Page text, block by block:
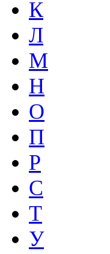
К
Л
М
Н
О
П
Р
С
Т
У